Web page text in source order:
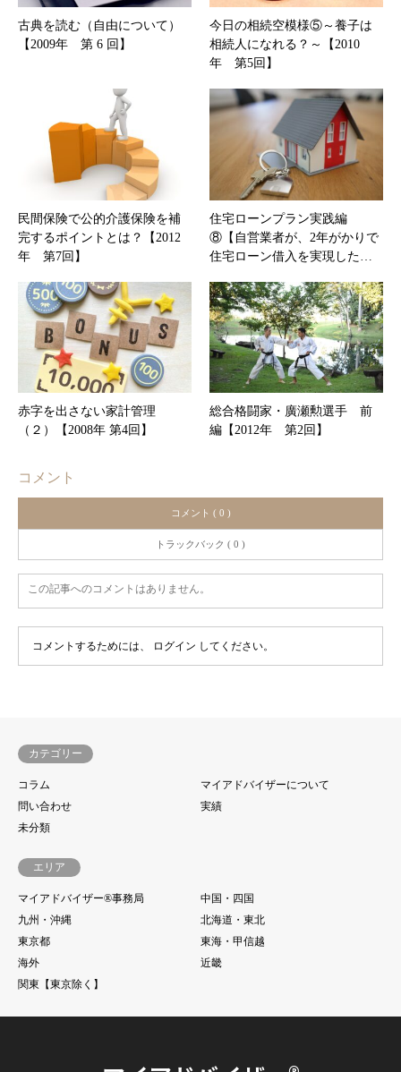
古典を読む（自由について）
【2009年 第 6 回】
今日の相続空模様⑤～養子は
相続人になれる？～【2010
年 第5回】
民間保険で公的介護保険を補
完するポイントとは？【2012
年 第7回】
住宅ローンプラン実践編
⑧【自営業者が、2年がかりで
住宅ローン借入を実現した…
赤字を出さない家計管理
（２）【2008年 第4回】
総合格闘家・廣瀬勲選手 前
編【2012年 第2回】
コメント
コメント ( 0 )
トラックバック ( 0 )
この記事へのコメントはありません。
コメントするためには、 ログイン してください。
カテゴリー
コラム
マイアドバイザーについて
問い合わせ
実績
未分類
エリア
マイアドバイザー®事務局
中国・四国
九州・沖縄
北海道・東北
東京都
東海・甲信越
海外
近畿
関東【東京除く】